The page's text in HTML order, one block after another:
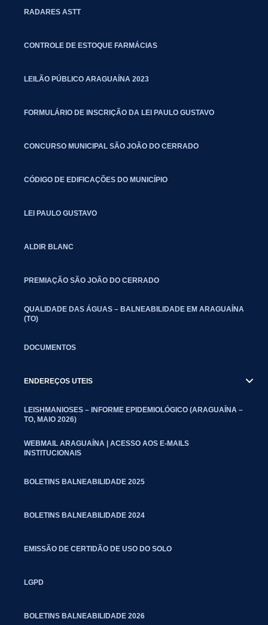
RADARES ASTT
CONTROLE DE ESTOQUE FARMÁCIAS
LEILÃO PÚBLICO ARAGUAÍNA 2023
FORMULÁRIO DE INSCRIÇÃO DA LEI PAULO GUSTAVO
CONCURSO MUNICIPAL SÃO JOÃO DO CERRADO
CÓDIGO DE EDIFICAÇÕES DO MUNICÍPIO
LEI PAULO GUSTAVO
ALDIR BLANC
PREMIAÇÃO SÃO JOÃO DO CERRADO
QUALIDADE DAS ÁGUAS – BALNEABILIDADE EM ARAGUAÍNA
(TO)
DOCUMENTOS
ENDEREÇOS UTEIS
LEISHMANIOSES – INFORME EPIDEMIOLÓGICO (ARAGUAÍNA –
TO, MAIO 2026)
WEBMAIL ARAGUAÍNA | ACESSO AOS E-MAILS
INSTITUCIONAIS
BOLETINS BALNEABILIDADE 2025
BOLETINS BALNEABILIDADE 2024
EMISSÃO DE CERTIDÃO DE USO DO SOLO
LGPD
BOLETINS BALNEABILIDADE 2026